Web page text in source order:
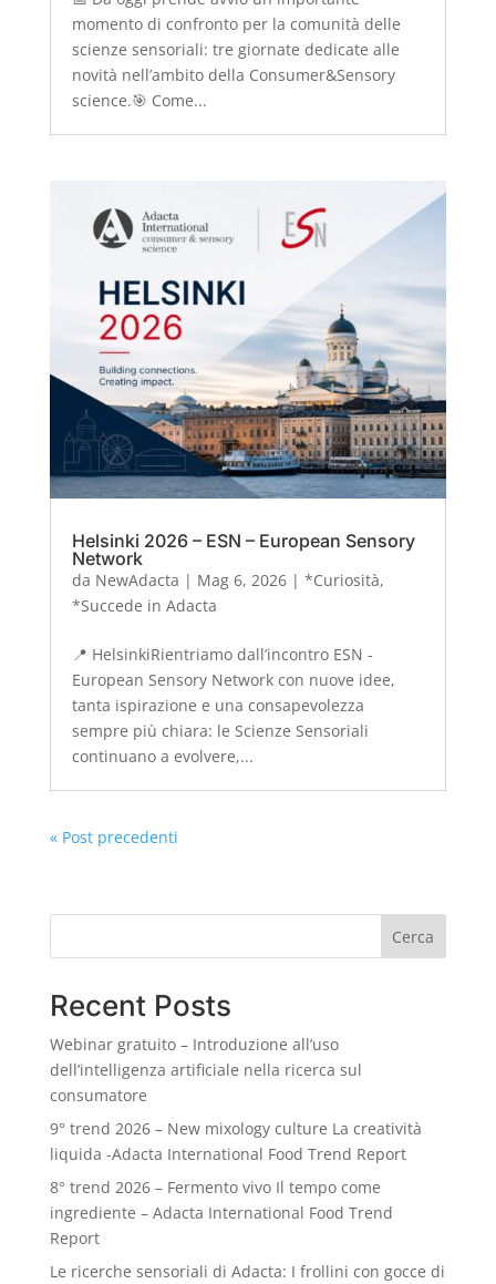
momento di confronto per la comunità delle
scienze sensoriali: tre giornate dedicate alle
novità nell’ambito della Consumer&Sensory
science.🎯 Come...
Helsinki 2026 – ESN – European Sensory
Network
da NewAdacta | Mag 6, 2026| *Curiosità,
*Succede in Adacta
📍 HelsinkiRientriamo dall’incontro ESN -
European Sensory Network con nuove idee,
tanta ispirazione e una consapevolezza
sempre più chiara: le Scienze Sensoriali
continuano a evolvere,...
« Post precedenti
Cerca
Recent Posts
Webinar gratuito – Introduzione all’uso
dell’intelligenza artificiale nella ricerca sul
consumatore
9° trend 2026 – New mixology culture La creatività
liquida -Adacta International Food Trend Report
8° trend 2026 – Fermento vivo Il tempo come
ingrediente – Adacta International Food Trend
Report
Le ricerche sensoriali di Adacta: I frollini con gocce di